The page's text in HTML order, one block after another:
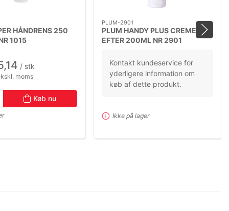
HÅNDRENS 250
1015
/ stk
moms
Køb nu
PLUM-2901
PLUM HANDY PLUS CREME
EFTER 200ML NR 2901
Kontakt kundeservice for
yderligere information om
køb af dette produkt.
Ikke på lager